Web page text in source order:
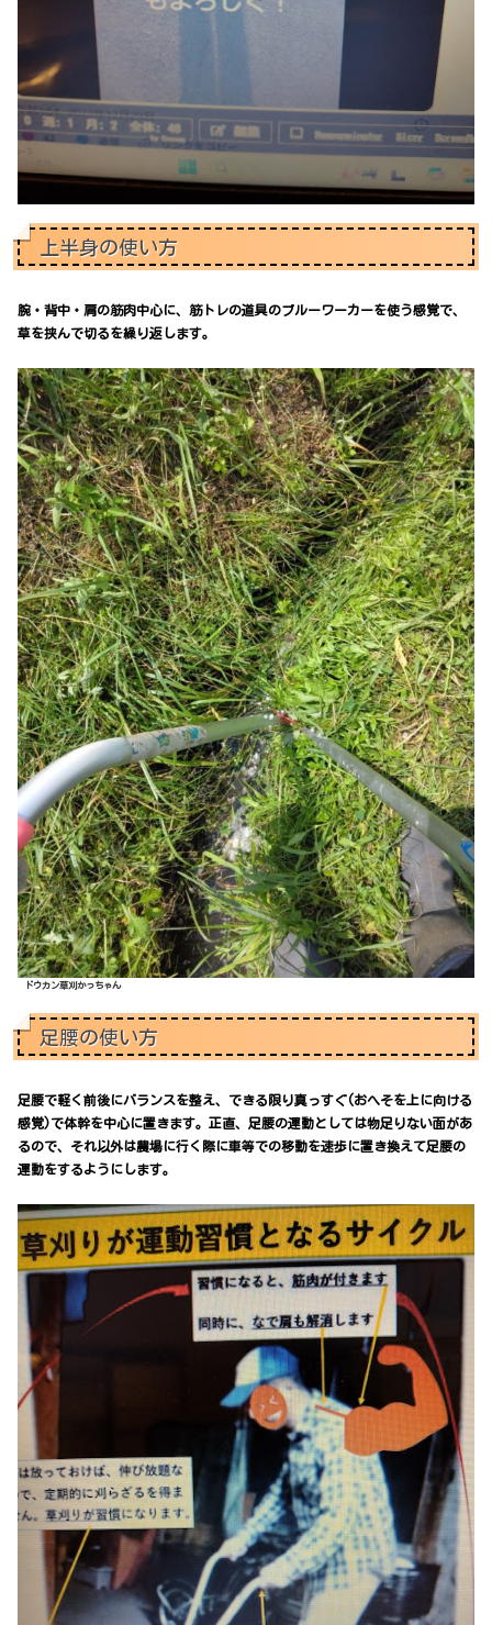
上半身の使い方
腕・背中・肩の筋肉中心に、筋トレの道具のブルーワーカーを使う感覚で、
草を挟んで切るを繰り返します。
ドウカン草刈かっちゃん
足腰の使い方
足腰で軽く前後にバランスを整え、できる限り真っすぐ(おへそを上に向ける
感覚)で体幹を中心に置きます。正直、足腰の運動としては物足りない面があ
るので、それ以外は農場に行く際に車等での移動を速歩に置き換えて足腰の
運動をするようにします。